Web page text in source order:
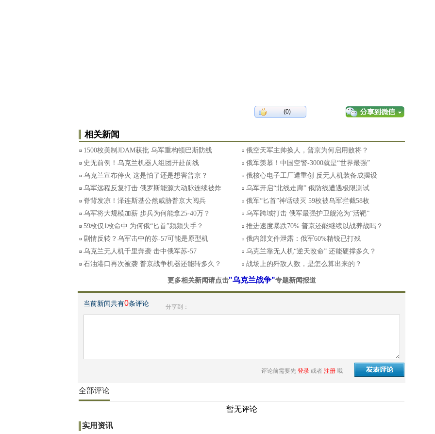
(0)
相关新闻
1500枚美制JDAM获批 乌军重构顿巴斯防线
俄空天军主帅换人，普京为何启用败将？
史无前例！乌克兰机器人组团开赴前线
俄军羡慕！中国空警-3000就是“世界最强”
乌克兰宣布停火 这是怕了还是想害普京？
俄核心电子工厂遭重创 反无人机装备成摆设
乌军远程反复打击 俄罗斯能源大动脉连续被炸
乌军开启“北线走廊” 俄防线遭遇极限测试
脊背发凉！泽连斯基公然威胁普京大阅兵
俄军“匕首”神话破灭 59枚被乌军拦截58枚
乌军将大规模加薪 步兵为何能拿25-40万？
乌军跨域打击 俄军最强护卫舰沦为“活靶”
59枚仅1枚命中 为何俄“匕首”频频失手？
推进速度暴跌70% 普京还能继续以战养战吗？
剧情反转？乌军击中的苏-57可能是原型机
俄内部文件泄露：俄军60%精锐已打残
乌克兰无人机千里奔袭 击中俄军苏-57
乌克兰靠无人机“逆天改命” 还能硬撑多久？
石油港口再次被袭 普京战争机器还能转多久？
战场上的歼敌人数，是怎么算出来的？
更多相关新闻请点击"乌克兰战争"专题新闻报道
当前新闻共有0条评论 分享到：
评论前需要先 登录 或者 注册 哦
全部评论
暂无评论
实用资讯